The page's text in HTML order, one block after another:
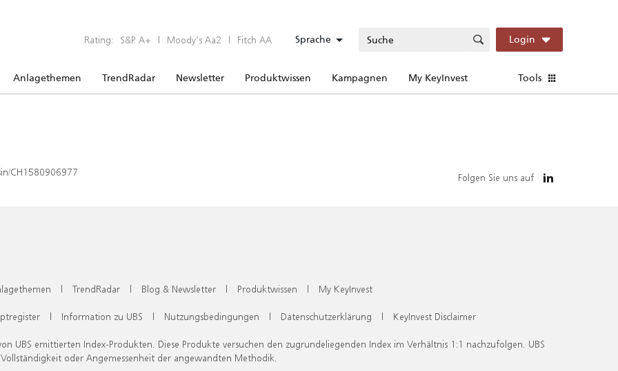
Rating: S&P A+ | Moody’s Aa2 | Fitch AA Sprache Login
Anlagethemen TrendRadar Newsletter Produktwissen Kampagnen My KeyInvest Tools
CH1580906977 Folgen Sie uns auf
| TrendRadar | Blog & Newsletter | Produktwissen | My KeyInvest
| Information zu UBS | Nutzungsbedingungen | Datenschutzerklärung | KeyInvest Disclaimer
UBS emittierten Index-Produkten. Diese Produkte versuchen den zugrundeliegenden Index im Verhältnis 1:1 nachzufolgen. UBS
oder Angemessenheit der angewandten Methodik.